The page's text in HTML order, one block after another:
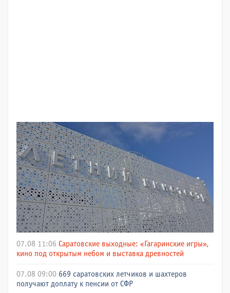
07.08 11:06 Саратовские выходные: «Гагаринские игры»,
кино под открытым небом и выставка древностей
07.08 09:00 669 саратовских летчиков и шахтеров
получают доплату к пенсии от СФР